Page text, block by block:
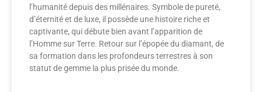
l’humanité depuis des millénaires. Symbole de pureté,
d’éternité et de luxe, il possède une histoire riche et
captivante, qui débute bien avant l’apparition de
l’Homme sur Terre. Retour sur l’épopée du diamant, de
sa formation dans les profondeurs terrestres à son
statut de gemme la plus prisée du monde.